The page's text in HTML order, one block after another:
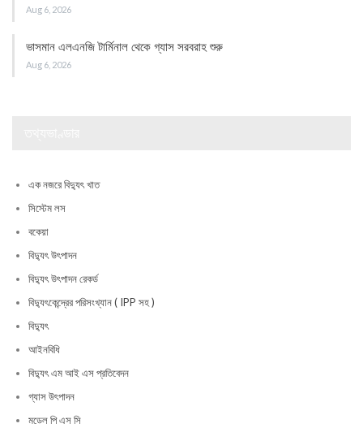
Aug 6, 2026
ভাসমান এলএনজি টার্মিনাল থেকে গ্যাস সরবরাহ শুরু
Aug 6, 2026
এক নজরে বিদ্যুৎ খাত
সিস্টেম লস
বকেয়া
বিদ্যুৎ উৎপাদন
বিদ্যুৎ উৎপাদন রেকর্ড
বিদ্যুৎকেন্দ্রের পরিসংখ্যান ( IPP সহ )
বিদ্যুৎ
আইনবিধি
বিদ্যুৎ এম আই এস প্রতিবেদন
গ্যাস উৎপাদন
মডেল পি এস সি